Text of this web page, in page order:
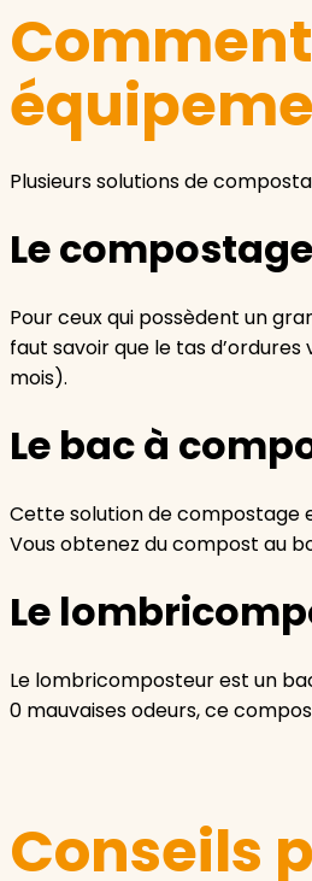
Plusieurs solutions de
Le
Pour ceux qui possèdent un
faut savoir que le tas
mois).
Le bac à
Cette solution de compostage
Vous obtenez du compost au
Le
Le lombricomposteur est un
0 mauvaises odeurs, ce
Conseils